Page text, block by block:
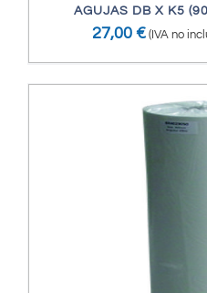
AGUJAS DB X K5
27,00 € (IVA no